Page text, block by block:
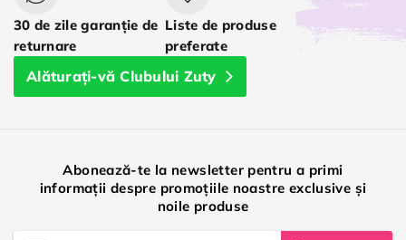
30 de zile garanție de
returnare
Liste de produse
preferate
Alăturați-vă Clubului Zuty
Abonează-te la newsletter pentru a primi
informații despre promoțiile noastre exclusive și
noile produse